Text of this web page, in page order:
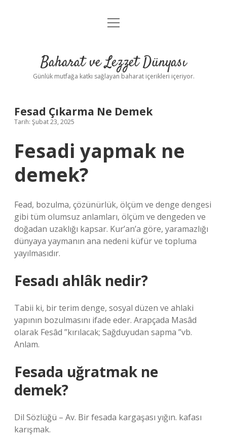
Anasayfa
Yasal Uyarı
menüyü
Baharat ve Lezzet Dünyası
Günlük mutfağa katkı sağlayan baharat içerikleri içeriyor.
Fesad Çıkarma Ne Demek
Tarih: Şubat 23, 2025
Fesadi yapmak ne
demek?
Fead, bozulma, çözünürlük, ölçüm ve denge dengesi
gibi tüm olumsuz anlamları, ölçüm ve dengeden ve
doğadan uzaklığı kapsar. Kur’an’a göre, yaramazlığı
dünyaya yaymanın ana nedeni küfür ve topluma
yayılmasıdır.
Fesadı ahlâk nedir?
Tabii ki, bir terim denge, sosyal düzen ve ahlaki
yapının bozulmasını ifade eder. Arapçada Masâd
olarak Fesâd ”kırılacak; Sağduyudan sapma ”vb.
Anlam.
Fesada uğratmak ne
demek?
Dil Sözlüğü – Av. Bir fesada kargaşası yığın. kafası
karışmak.